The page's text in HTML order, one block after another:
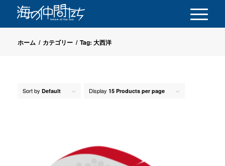
ホーム / カテゴリー / Tag: 大西洋
Sort by Default Display 15 Products per page